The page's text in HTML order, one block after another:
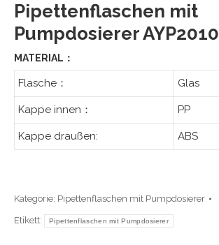
Pipettenflaschen mit
Pumpdosierer AYP2010
MATERIAL：
Flasche： Glas
Kappe innen： PP
Kappe draußen: ABS
Kategorie: Pipettenflaschen mit Pumpdosierer
Etikett: Pipettenflaschen mit Pumpdosierer